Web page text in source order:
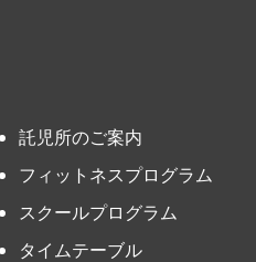
託児所のご案内
フィットネスプログラム
スクールプログラム
タイムテーブル